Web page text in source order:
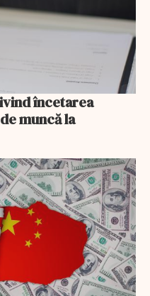
încetarea
muncă la